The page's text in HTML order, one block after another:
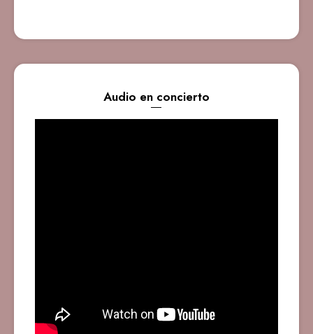
Audio en concierto